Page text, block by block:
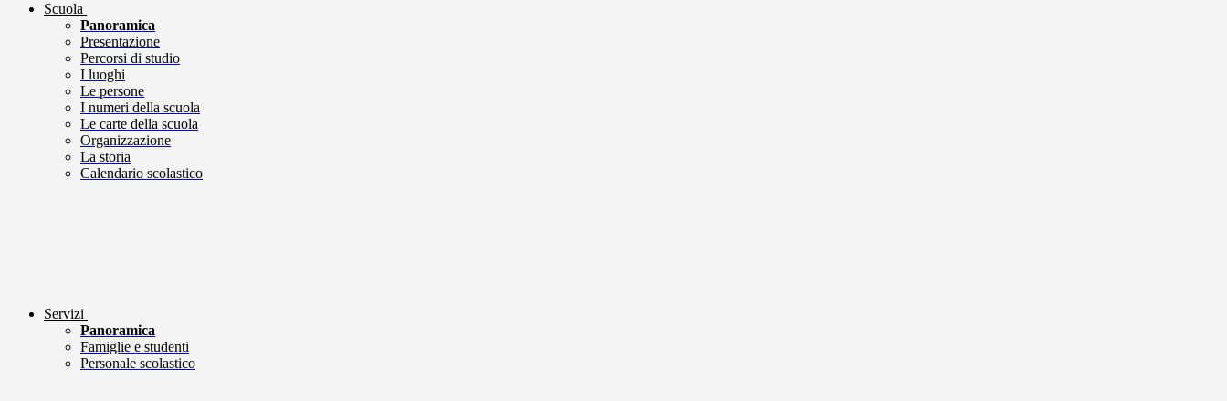
Scuola
Panoramica
Presentazione
Percorsi di studio
I luoghi
Le persone
I numeri della scuola
Le carte della scuola
Organizzazione
La storia
Calendario scolastico
Servizi
Panoramica
Famiglie e studenti
Personale scolastico